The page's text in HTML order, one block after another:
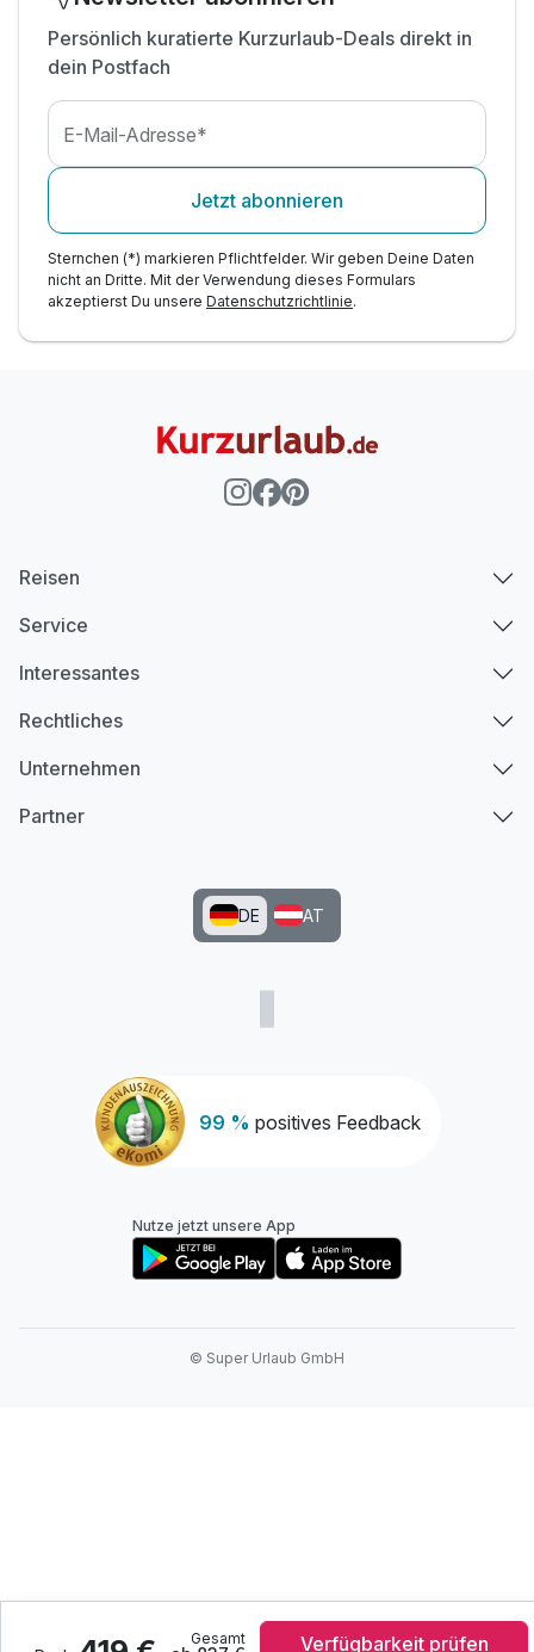
Gesamt Verfügbarkeit prüfen
Persönlich kuratierte Kurzurlaub-Deals direkt in
dein Postfach
E-Mail-Adresse*
Jetzt abonnieren
Sternchen (*) markieren Pflichtfelder. Wir geben Deine Daten
nicht an Dritte. Mit der Verwendung dieses Formulars
akzeptierst Du unsere Datenschutzrichtlinie.
99 % positives Feedback
Reisen
Service
Interessantes
Rechtliches
Unternehmen
Partner
DE AT
Nutze jetzt unsere App
© Super Urlaub GmbH